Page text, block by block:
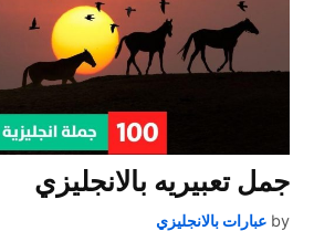
جمل تعبيريه بالانجليزي
by عبارات بالانجليزي